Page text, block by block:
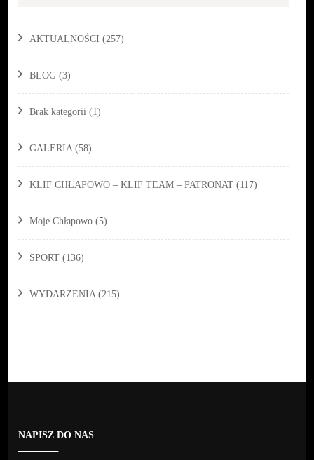
AKTUALNOŚCI (257)
BLOG (3)
Brak kategorii (1)
GALERIA (58)
KLIF CHŁAPOWO – KLIF TEAM – PATRONAT (117)
Moje Chłapowo (5)
SPORT (136)
WYDARZENIA (215)
NAPISZ DO NAS